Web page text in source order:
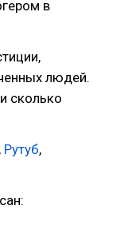
в
людей.
сколько
, Рутуб,